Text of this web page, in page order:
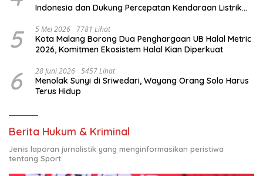
Indonesia dan Dukung Percepatan Kendaraan Listrik
5 5 Mei 2026 7781 Lihat
Kota Malang Borong Dua Penghargaan UB Halal Metric
2026, Komitmen Ekosistem Halal Kian Diperkuat
6 28 Juni 2026 5457 Lihat
Menolak Sunyi di Sriwedari, Wayang Orang Solo Harus
Terus Hidup
Berita Hukum & Kriminal
Jenis laporan jurnalistik yang menginformasikan peristiwa
tentang Sport